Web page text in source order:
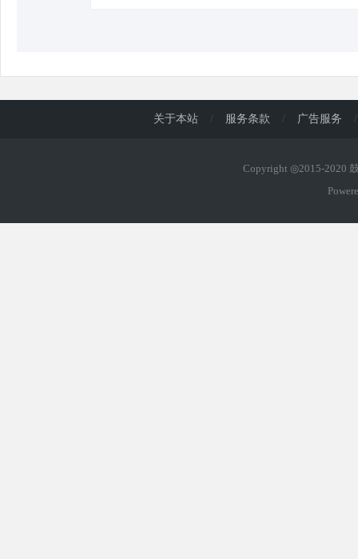
关于本站 / 服务条款 / 广告服务 /
Copyright ◎2015-2020